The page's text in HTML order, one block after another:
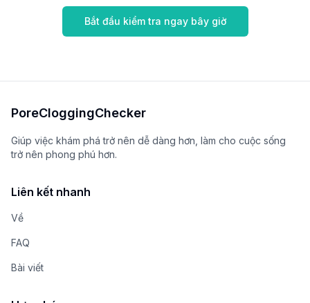
Bắt đầu kiểm tra ngay bây giờ
PoreCloggingChecker
Giúp việc khám phá trở nên dễ dàng hơn, làm cho cuộc sống
trở nên phong phú hơn.
Liên kết nhanh
Về
FAQ
Bài viết